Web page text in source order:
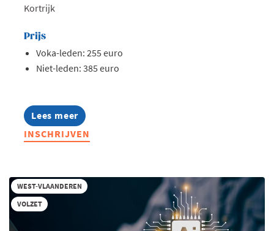
Kortrijk
Prijs
Voka-leden: 255 euro
Niet-leden: 385 euro
Lees meer
about
Opleiding:
AI
INSCHRIJVEN
WEST-VLAANDEREN
VOLZET